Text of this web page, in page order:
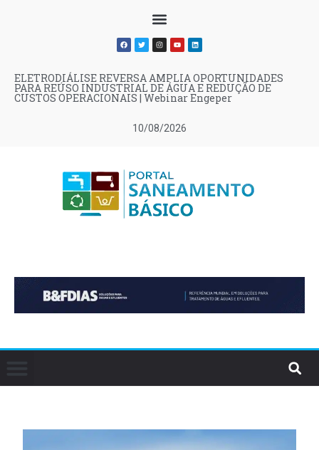
10/08/2026
ELETRODIÁLISE REVERSA AMPLIA OPORTUNIDADES
PARA REÚSO INDUSTRIAL DE ÁGUA E REDUÇÃO DE
CUSTOS OPERACIONAIS | Webinar Engeper